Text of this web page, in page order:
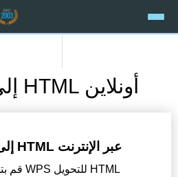
تحويل WPS إلى HTML أونلاين
تحويل WPS إلى HTML عبر الإنترنت
1) قم بتحميل ملف WPS للتحويل HTML